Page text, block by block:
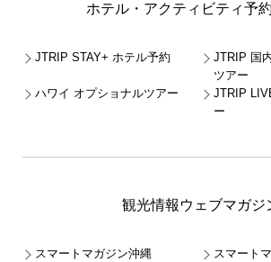
ホテル・アクティビティ予
JTRIP STAY+ ホテル予約
JTRIP 国
ツアー
ハワイ オプショナルツアー
JTRIP
ー
観光情報ウェブマガジ
スマートマガジン沖縄 スマート